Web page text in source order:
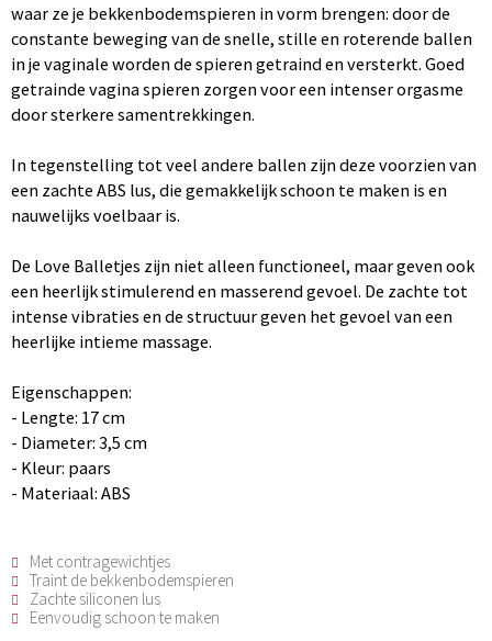
waar ze je bekkenbodemspieren in vorm brengen: door de
constante beweging van de snelle, stille en roterende ballen
in je vaginale worden de spieren getraind en versterkt. Goed
getrainde vagina spieren zorgen voor een intenser orgasme
door sterkere samentrekkingen.
In tegenstelling tot veel andere ballen zijn deze voorzien van
een zachte ABS lus, die gemakkelijk schoon te maken is en
nauwelijks voelbaar is.
De Love Balletjes zijn niet alleen functioneel, maar geven ook
een heerlijk stimulerend en masserend gevoel. De zachte tot
intense vibraties en de structuur geven het gevoel van een
heerlijke intieme massage.
Eigenschappen:
- Lengte: 17 cm
- Diameter: 3,5 cm
- Kleur: paars
- Materiaal: ABS
Met contragewichtjes
Traint de bekkenbodemspieren
Zachte siliconen lus
Eenvoudig schoon te maken